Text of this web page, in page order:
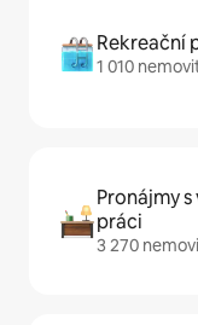
Rekreační
1 010
Pronájmy
práci
3 270